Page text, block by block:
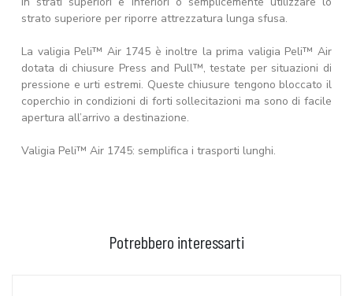
strato superiore per riporre attrezzatura lunga sfusa.
La valigia Peli™ Air 1745 è inoltre la prima valigia Peli™ Air
dotata di chiusure Press and Pull™, testate per situazioni di
pressione e urti estremi. Queste chiusure tengono bloccato il
coperchio in condizioni di forti sollecitazioni ma sono di facile
apertura all’arrivo a destinazione.
Valigia Peli™ Air 1745: semplifica i trasporti lunghi.
Potrebbero interessarti
AGGIUNGI AL CARRELLO